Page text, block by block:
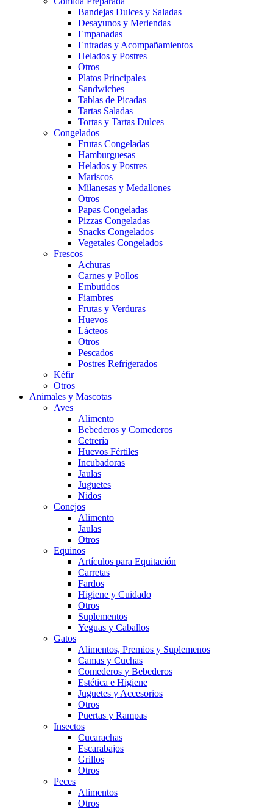
Bandejas Dulces y Saladas
Desayunos y Meriendas
Empanadas
Entradas y Acompañamientos
Helados y Postres
Otros
Platos Principales
Sandwiches
Tablas de Picadas
Tartas Saladas
Tortas y Tartas Dulces
Congelados
Frutas Congeladas
Hamburguesas
Helados y Postres
Mariscos
Milanesas y Medallones
Otros
Papas Congeladas
Pizzas Congeladas
Snacks Congelados
Vegetales Congelados
Frescos
Achuras
Carnes y Pollos
Embutidos
Fiambres
Frutas y Verduras
Huevos
Lácteos
Otros
Pescados
Postres Refrigerados
Kéfir
Otros
Animales y Mascotas
Aves
Alimento
Bebederos y Comederos
Cetrería
Huevos Fértiles
Incubadoras
Jaulas
Juguetes
Nidos
Conejos
Alimento
Jaulas
Otros
Equinos
Artículos para Equitación
Carretas
Fardos
Higiene y Cuidado
Otros
Suplementos
Yeguas y Caballos
Gatos
Alimentos, Premios y Suplemenos
Camas y Cuchas
Comederos y Bebederos
Estética e Higiene
Juguetes y Accesorios
Otros
Puertas y Rampas
Insectos
Cucarachas
Escarabajos
Grillos
Otros
Peces
Alimentos
Otros